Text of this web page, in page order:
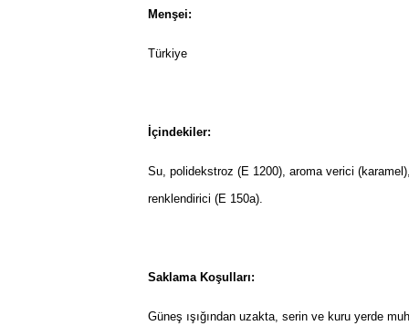
Menşei:
Türkiye
İçindekiler:
Su, polidekstroz (E 1200), aroma verici
renklendirici (E 150a).
Saklama Koşulları:
Güneş ışığından uzakta, serin ve kuru yerde